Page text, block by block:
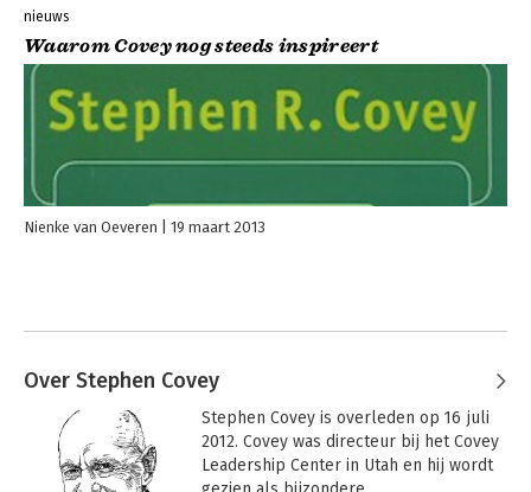
nieuws
Waarom Covey nog steeds inspireert
Nienke van Oeveren 19 maart 2013
Over Stephen Covey
Stephen Covey is overleden op 16 juli
2012. Covey was directeur bij het Covey
Leadership Center in Utah en hij wordt